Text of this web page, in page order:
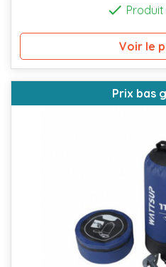

Voir le
Prix bas